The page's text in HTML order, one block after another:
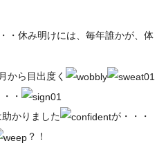
・休み明けには、毎年誰かが、体
から目出度く
・
かりました
が・・・
？！